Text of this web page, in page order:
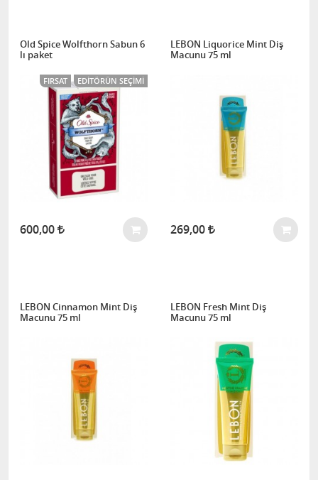
Old Spice Wolfthorn Sabun 6
lı paket
FIRSAT EDITÖRÜN SEÇIMI
600,00
LEBON Liquorice Mint Diş
Macunu 75 ml
269,00
LEBON Cinnamon Mint Diş
Macunu 75 ml
LEBON Fresh Mint Diş
Macunu 75 ml